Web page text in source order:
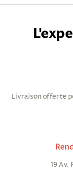
Livraison offerte
19 Av.